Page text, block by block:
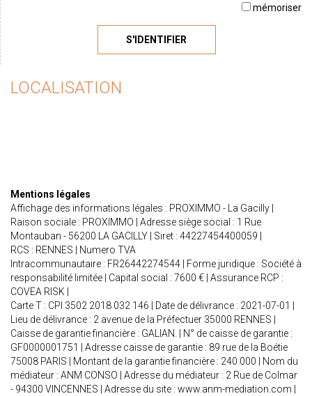
mémoriser
S'IDENTIFIER
LOCALISATION
Mentions légales
Affichage des informations légales : PROXIMMO - La Gacilly |
Raison sociale : PROXIMMO | Adresse siège social : 1 Rue
Montauban - 56200 LA GACILLY | Siret : 44227454400059 |
RCS : RENNES | Numero TVA
Intracommunautaire : FR26442274544 | Forme juridique : Société à
responsabilité limitée | Capital social : 7600 € | Assurance RCP :
COVEA RISK |
Carte T : CPI 3502 2018 032 146 | Date de délivrance : 2021-07-01 |
Lieu de délivrance : 2 avenue de la Préfectuer 35000 RENNES |
Caisse de garantie financière : GALIAN. | N° de caisse de garantie :
GF0000001751 | Adresse caisse de garantie : 89 rue de la Boétie
75008 PARIS | Montant de la garantie financière : 240 000 | Nom du
médiateur : ANM CONSO | Adresse du médiateur : 2 Rue de Colmar
- 94300 VINCENNES | Adresse du site : www.anm-mediation.com